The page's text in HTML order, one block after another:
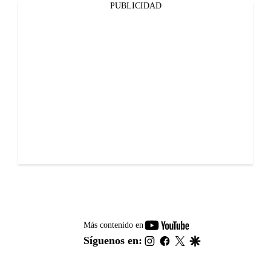
PUBLICIDAD
Más contenido en
youtube-
footer
Síguenos en: instagram
facebook
twitter